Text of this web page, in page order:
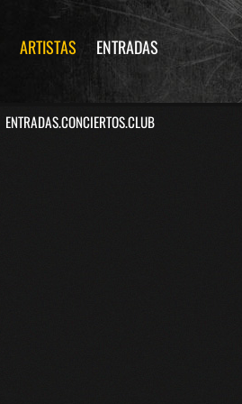
ARTISTAS ENTRADAS
ENTRADAS.CONCIERTOS.CLUB